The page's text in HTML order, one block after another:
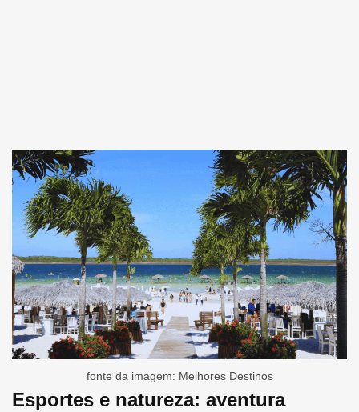
fonte da imagem: Melhores Destinos
Esportes e natureza: aventura